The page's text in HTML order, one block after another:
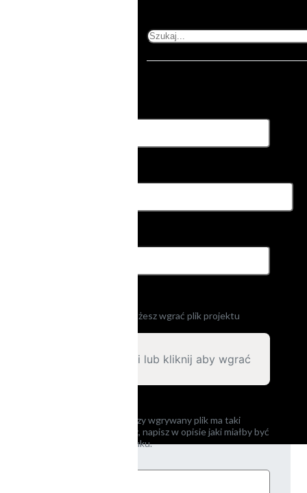
Szukaj
Aby ułatwić wycenę możesz wgrać plik projektu
Upuść tutaj pliki lub kliknij aby wgrać
Jeśli nie jesteś pewny, czy wgrywany plik ma taki
wymiar jak potrzebujesz, napisz w opisie jaki miałby być
docelowy rozmiar wydruku.